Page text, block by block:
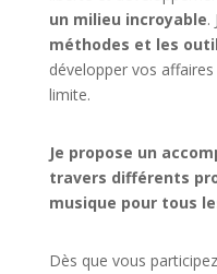
un milieu incroyable.
méthodes et les
développer vos
limite.
Je propose un
travers différents
musique pour tous
Dès que vous